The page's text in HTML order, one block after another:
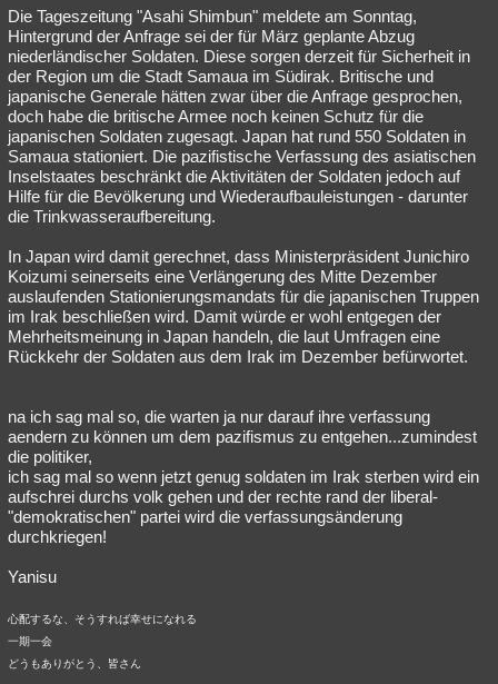
Übersichten
Besucht Teilgenommen Alle Neue Geschlossen
Lesenswert Schlüsselwörter
Die Tageszeitung "Asahi Shimbun" meldete am Sonntag,
Hintergrund der Anfrage sei der für März geplante Abzug
niederländischer Soldaten. Diese sorgen derzeit für Sicherheit in
der Region um die Stadt Samaua im Südirak. Britische und
japanische Generale hätten zwar über die Anfrage gesprochen,
doch habe die britische Armee noch keinen Schutz für die
japanischen Soldaten zugesagt. Japan hat rund 550 Soldaten in
Samaua stationiert. Die pazifistische Verfassung des asiatischen
Inselstaates beschränkt die Aktivitäten der Soldaten jedoch auf
Hilfe für die Bevölkerung und Wiederaufbauleistungen - darunter
die Trinkwasseraufbereitung.
In Japan wird damit gerechnet, dass Ministerpräsident Junichiro
Koizumi seinerseits eine Verlängerung des Mitte Dezember
auslaufenden Stationierungsmandats für die japanischen Truppen
im Irak beschließen wird. Damit würde er wohl entgegen der
Mehrheitsmeinung in Japan handeln, die laut Umfragen eine
Rückkehr der Soldaten aus dem Irak im Dezember befürwortet.
na ich sag mal so, die warten ja nur darauf ihre verfassung
aendern zu können um dem pazifismus zu entgehen...zumindest
die politiker,
ich sag mal so wenn jetzt genug soldaten im Irak sterben wird ein
aufschrei durchs volk gehen und der rechte rand der liberal-
"demokratischen" partei wird die verfassungsänderung
durchkriegen!
Yanisu
心配するな、そうすれば幸せになれる
一期一会
どうもありがとう、皆さん